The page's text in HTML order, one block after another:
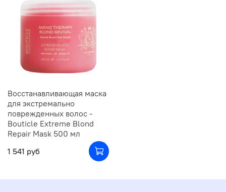
Восстанавливающая маска
для экстремально
поврежденных волос -
Bouticle Extreme Blond
Repair Mask 500 мл
1 541 руб